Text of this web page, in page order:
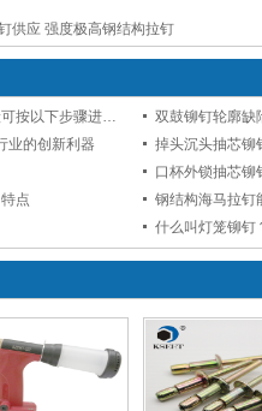
供应 强度极高钢结构拉钉
正确安装凯仕特拉拉铆螺母，一般可按以下步骤进行：
双鼓铆钉轮廓缺
业的创新利器
掉头沉头抽芯铆
口杯外锁抽芯铆
点
钢结构海马拉钉
什么叫灯笼铆钉